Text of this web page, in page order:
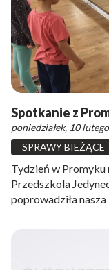
Spotkanie z
poniedziałek, 10
SPRAWY BIEŻĄCE
Tydzień w Promyku
Przedszkola
poprowadziła